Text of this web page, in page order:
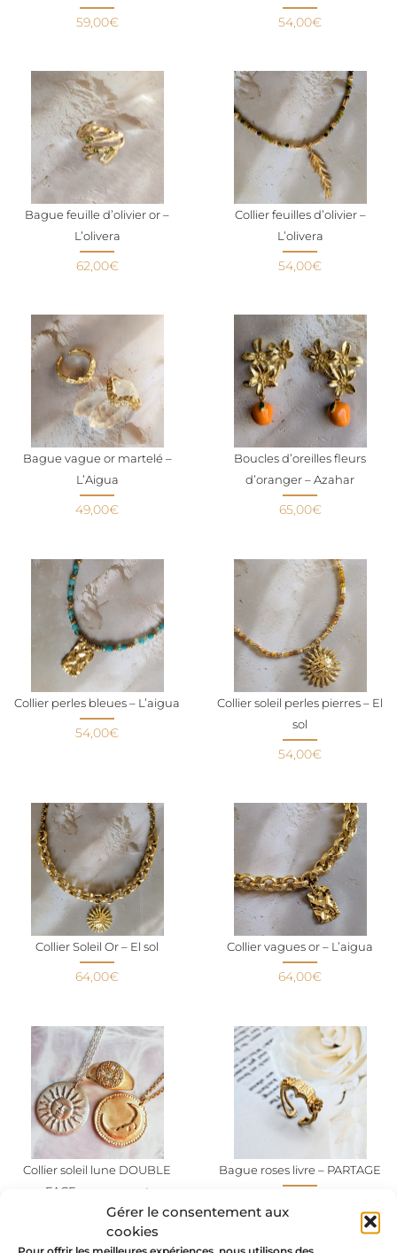
Gérer le consentement aux
cookies
Pour offrir les meilleures expériences, nous utilisons des
59,00€ 54,00€
Bague feuille d’olivier or –
L’olivera
62,00€
Collier feuilles d’olivier –
L’olivera
54,00€
Bague vague or martelé –
L’Aigua
49,00€
Boucles d’oreilles fleurs
d’oranger – Azahar
65,00€
Collier perles bleues – L’aigua
54,00€
Collier soleil perles pierres – El
sol
54,00€
Collier Soleil Or – El sol
64,00€
Collier vagues or – L’aigua
64,00€
Collier soleil lune DOUBLE
FACE or ou argent
79,00€
Bague roses livre – PARTAGE